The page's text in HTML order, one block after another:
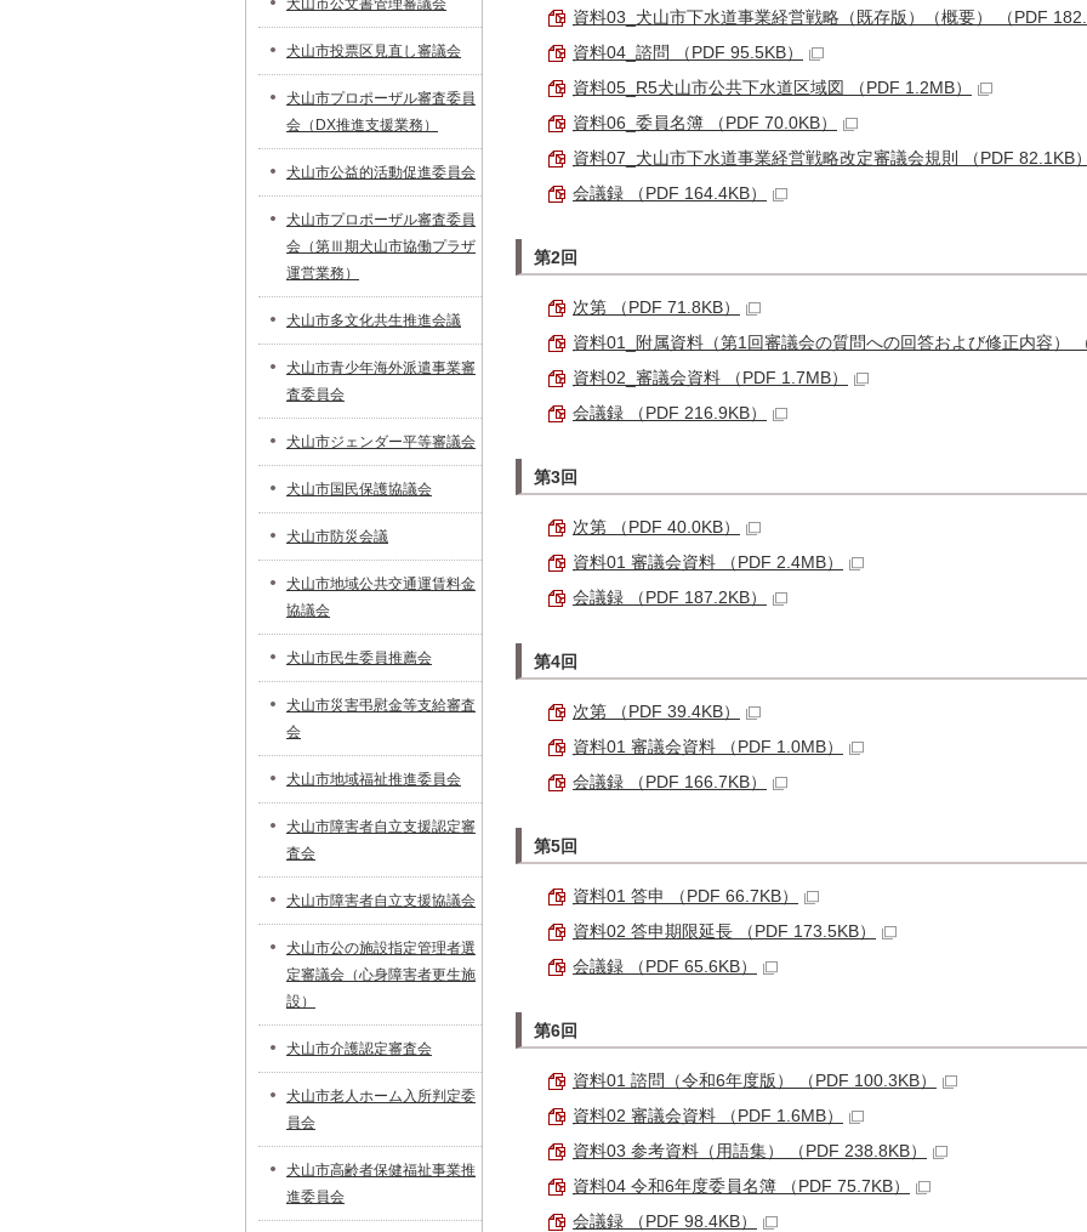
資料03_犬山市下水道事業経営戦略（既存版）（概要） （PDF
資料04_諮問 （PDF 95.5KB）
資料05_R5犬山市公共下水道区域図 （PDF 1.2MB）
資料06_委員名簿 （PDF 70.0KB）
資料07_犬山市下水道事業経営戦略改定審議会規則 （PDF 82.1KB
会議録 （PDF 164.4KB）
第2回
次第 （PDF 71.8KB）
資料01_附属資料（第1回審議会の質問への回答および修正内容）
資料02_審議会資料 （PDF 1.7MB）
会議録 （PDF 216.9KB）
第3回
次第 （PDF 40.0KB）
資料01 審議会資料 （PDF 2.4MB）
会議録 （PDF 187.2KB）
第4回
次第 （PDF 39.4KB）
資料01 審議会資料 （PDF 1.0MB）
会議録 （PDF 166.7KB）
第5回
資料01 答申 （PDF 66.7KB）
資料02 答申期限延長 （PDF 173.5KB）
会議録 （PDF 65.6KB）
第6回
資料01 諮問（令和6年度版） （PDF 100.3KB）
資料02 審議会資料 （PDF 1.6MB）
資料03 参考資料（用語集） （PDF 238.8KB）
資料04 令和6年度委員名簿 （PDF 75.7KB）
会議録 （PDF 98.4KB）
犬山市公文書管理審議会
犬山市投票区見直し審議会
犬山市プロポーザル審査委員
会（DX推進支援業務）
犬山市公益的活動促進委員会
犬山市プロポーザル審査委員
会（第Ⅲ期犬山市協働プラザ
運営業務）
犬山市多文化共生推進会議
犬山市青少年海外派遣事業審
査委員会
犬山市ジェンダー平等審議会
犬山市国民保護協議会
犬山市防災会議
犬山市地域公共交通運賃料金
協議会
犬山市民生委員推薦会
犬山市災害弔慰金等支給審査
会
犬山市地域福祉推進委員会
犬山市障害者自立支援認定審
査会
犬山市障害者自立支援協議会
犬山市公の施設指定管理者選
定審議会（心身障害者更生施
設）
犬山市介護認定審査会
犬山市老人ホーム入所判定委
員会
犬山市高齢者保健福祉事業推
進委員会